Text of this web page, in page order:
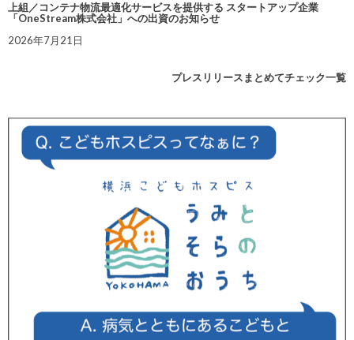
上組／コンテナ物流最適化サービスを提供する スタートアップ企業
「OneStream株式会社」への出資のお知らせ
2026年7月21日
プレスリリースまとめてチェック一覧